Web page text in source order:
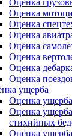
Оценка
Оценка
Оценка
Оценка
Оценка
Оценка
Оценка
Оценка
ущерба
Оценка
Оценка
стихийных
Оценка ущерба